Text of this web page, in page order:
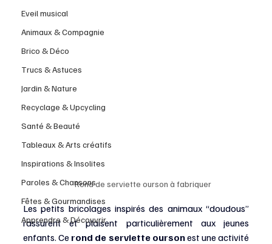
Eveil musical
Animaux & Compagnie
Brico & Déco
Trucs & Astuces
Jardin & Nature
Recyclage & Upcycling
Santé & Beauté
Tableaux & Arts créatifs
Inspirations & Insolites
Paroles & Chansons
Fêtes & Gourmandises
Apprendre & Découvrir
Rond de serviette ourson à fabriquer
Les petits bricolages inspirés des animaux “doudous”
rassurent et plaisent particulièrement aux jeunes
enfants. Ce rond de serviette ourson est une activité